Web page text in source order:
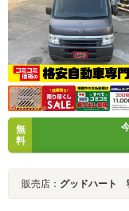
無
料
販売店： グッドハート